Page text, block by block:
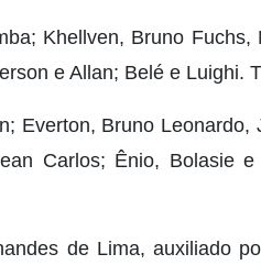
Khellven, Bruno
e Allan; Belé e Luighi.
Everton, Bruno
Carlos; Ênio, Bolasie
de Lima, auxiliado